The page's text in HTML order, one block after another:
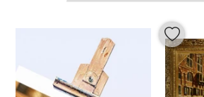
colori ricca e a una tecnica di
permettono di apprezzare ogni
Cornelis Springer trasformano ogni
un'atmosfera elegante e senza
uffici o ambienti pubblici, queste